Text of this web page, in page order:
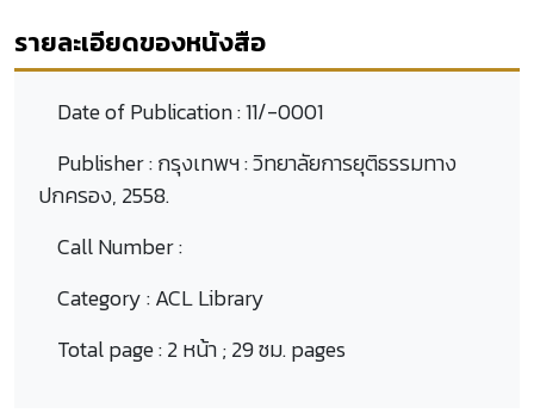
รายละเอียดของหนังสือ
Date of Publication :11/-0001
Publisher :กรุงเทพฯ : วิทยาลัยการยุติธรรมทาง
ปกครอง, 2558.
Call Number :
Category :ACL Library
Total page :2 หน้า ; 29 ซม. pages